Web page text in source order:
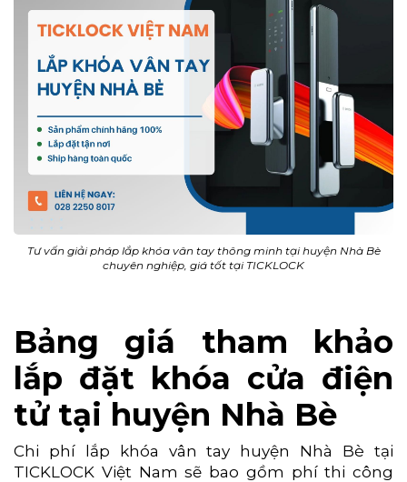
Tư vấn giải pháp lắp khóa vân tay thông minh tại huyện Nhà Bè
chuyên nghiệp, giá tốt tại TICKLOCK
Bảng giá tham khảo
lắp đặt khóa cửa điện
tử tại huyện Nhà Bè
Chi phí lắp khóa vân tay huyện Nhà Bè tại
TICKLOCK Việt Nam sẽ bao gồm phí thi công